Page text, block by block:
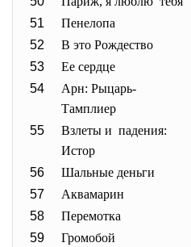
51
Пенелопа
52
В это Рождество
53
Ее сердце
54
Арн: Рыцарь-
Тамплиер
55
Взлеты и падения:
Истор
56 Шальные деньги
57
Аквамарин
58
Перемотка
59
Громобой